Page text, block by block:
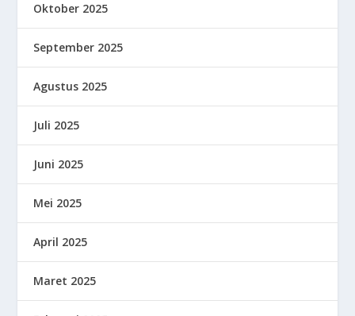
Oktober 2025
September 2025
Agustus 2025
Juli 2025
Juni 2025
Mei 2025
April 2025
Maret 2025